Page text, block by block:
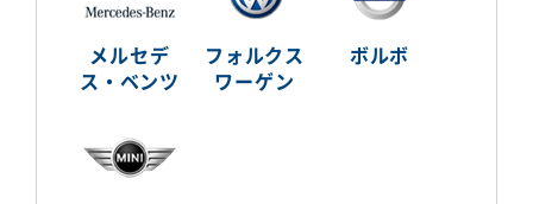
メルセデ
ス・ベンツ
フォルクス
ワーゲン
ボルボ